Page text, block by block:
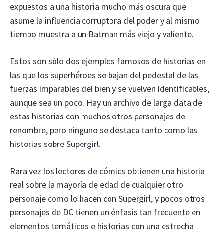
expuestos a una historia mucho más oscura que
asume la influencia corruptora del poder y al mismo
tiempo muestra a un Batman más viejo y valiente.
Estos son sólo dos ejemplos famosos de historias en
las que los superhéroes se bajan del pedestal de las
fuerzas imparables del bien y se vuelven identificables,
aunque sea un poco. Hay un archivo de larga data de
estas historias con muchos otros personajes de
renombre, pero ninguno se destaca tanto como las
historias sobre Supergirl.
Rara vez los lectores de cómics obtienen una historia
real sobre la mayoría de edad de cualquier otro
personaje como lo hacen con Supergirl, y pocos otros
personajes de DC tienen un énfasis tan frecuente en
elementos temáticos e historias con una estrecha